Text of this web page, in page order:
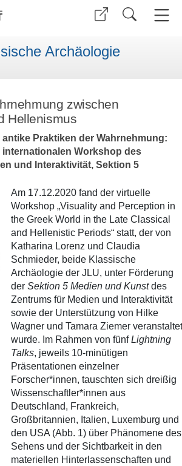
Archäologie
zwischen
Hellenismus
Praktiken der Wahrnehmung:
internationalen Workshop des
und Interaktivität, Sektion 5
Am 17.12.2020 fand der virtuelle
Workshop „Visuality and Perception in
the Greek World in the Late Classical
and Hellenistic Periods“ statt, der von
Katharina Lorenz und Claudia
Schmieder, beide Klassische
Archäologie der JLU, unter Förderung
der Sektion 5 Medien und Kunstdes
Zentrums für Medien und Interaktivität
sowie der Unterstützung von Hilke
Wagner und Tamara Ziemer veranstaltet
wurde. Im Rahmen von fünfLightning
Talks, jeweils 10-minütigen
Präsentationen einzelner
Forscher*innen, tauschten sich dreißig
Wissenschaftler*innen aus
Deutschland, Frankreich,
Großbritannien, Italien, Luxemburg und
den USA (Abb. 1) über Phänomene des
Sehens und der Sichtbarkeit in den
materiellen Hinterlassenschaften und